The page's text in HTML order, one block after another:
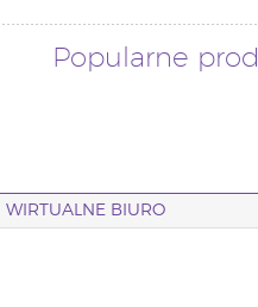
Popularne
WIRTUALNE BIURO